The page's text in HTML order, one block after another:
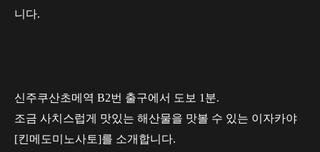
니다.
신주쿠산초메역 B2번 출구에서 도보 1분.
조금 사치스럽게 맛있는 해산물을 맛볼 수 있는 이자카야
[킨메도미노사토]를 소개합니다.